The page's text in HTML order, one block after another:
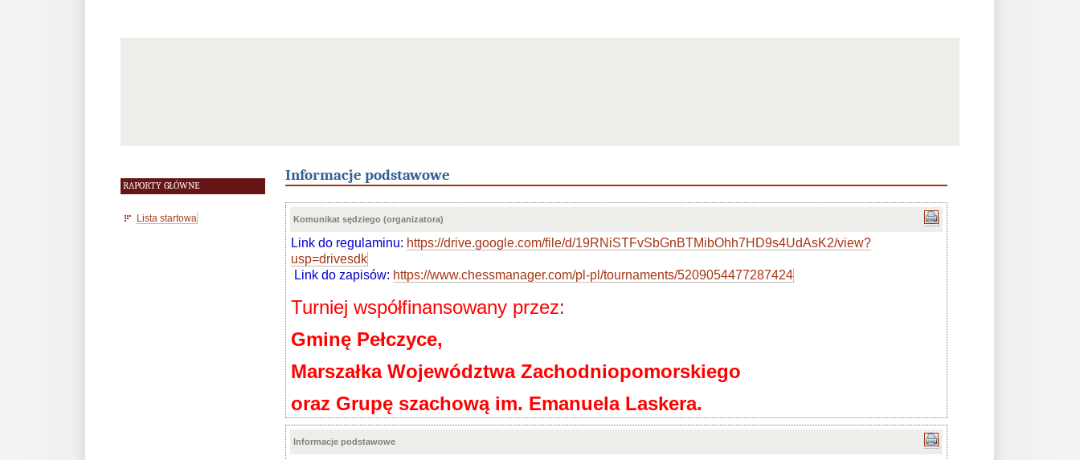
RAPORTY GŁÓWNE
Lista startowa
Informacje podstawowe
Komunikat sędziego (organizatora)
Link do regulaminu: https://drive.google.com/file/d/19RNiSTFvSbGnBTMibOhh7HD9s4UdAsK2/view?
usp=drivesdk
Link do zapisów: https://www.chessmanager.com/pl-pl/tournaments/5209054477287424
Turniej współfinansowany przez:
Gminę Pełczyce,
Marszałka Województwa Zachodniopomorskiego
oraz Grupę szachową im. Emanuela Laskera.
Informacje podstawowe